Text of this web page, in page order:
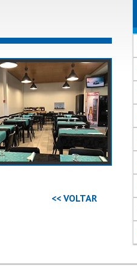
<< VOLTAR